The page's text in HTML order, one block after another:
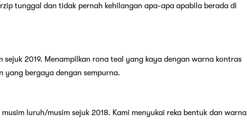
tunggal dan tidak pernah kehilangan apa-apa apabila berada di
sejuk 2019. Menampilkan rona teal yang kaya dengan warna kontras
yang bergaya dengan sempurna.
luruh/musim sejuk 2018. Kami menyukai reka bentuk dan warna